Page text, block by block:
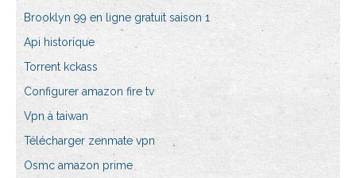
Brooklyn 99 en ligne gratuit saison 1
Api historique
Torrent kckass
Configurer amazon fire tv
Vpn à taiwan
Télécharger zenmate vpn
Osmc amazon prime